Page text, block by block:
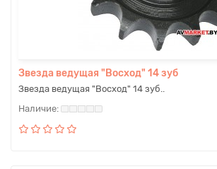
Звезда ведущая "Восход" 14 зуб
Звезда ведущая "Восход" 14 зуб..